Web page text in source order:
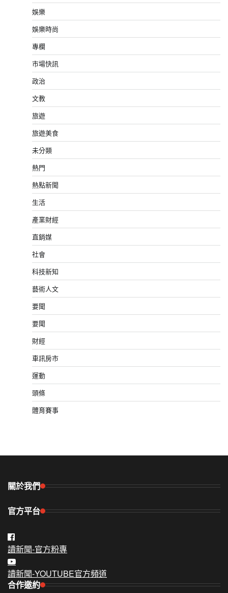
娛樂
娛樂時尚
專欄
市場快訊
政治
文教
旅遊
旅遊美食
未分類
熱門
熱點新聞
生活
產業財經
直銷媒
社會
科技新知
藝術人文
要聞
要聞
財經
車訊房市
運動
頭條
體育賽事
關於我們
官方平台
讀新聞-官方粉專
讀新聞-YOUTUBE官方頻道
合作邀約